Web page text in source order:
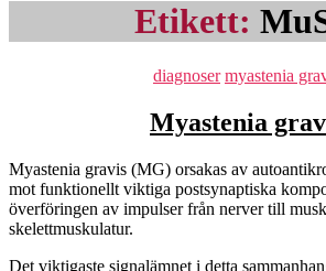
Etikett:
Kategorier
diagnoser myastenia
Myastenia
Myastenia gravis (MG) orsakas av
mot funktionellt viktiga postsynaptiska
överföringen av impulser från nerver till
skelettmuskulatur.
Det viktigaste signalämnet i detta